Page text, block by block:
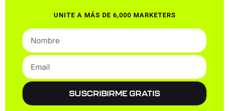
UNITE A MÁS DE 6,000 MARKETERS
SUSCRIBIRME GRATIS